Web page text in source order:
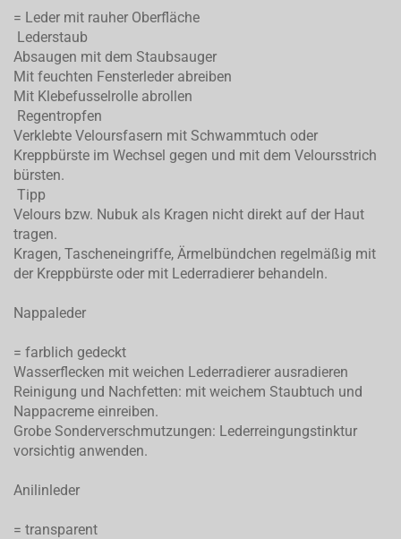
= Leder mit rauher Oberfläche
Lederstaub
Absaugen mit dem Staubsauger
Mit feuchten Fensterleder abreiben
Mit Klebefusselrolle abrollen
Regentropfen
Verklebte Veloursfasern mit Schwammtuch oder
Kreppbürste im Wechsel gegen und mit dem Veloursstrich
bürsten.
Tipp
Velours bzw. Nubuk als Kragen nicht direkt auf der Haut
tragen.
Kragen, Tascheneingriffe, Ärmelbündchen regelmäßig mit
der Kreppbürste oder mit Lederradierer behandeln.
Nappaleder
= farblich gedeckt
Wasserflecken mit weichen Lederradierer ausradieren
Reinigung und Nachfetten: mit weichem Staubtuch und
Nappacreme einreiben.
Grobe Sonderverschmutzungen: Lederreingungstinktur
vorsichtig anwenden.
Anilinleder
= transparent